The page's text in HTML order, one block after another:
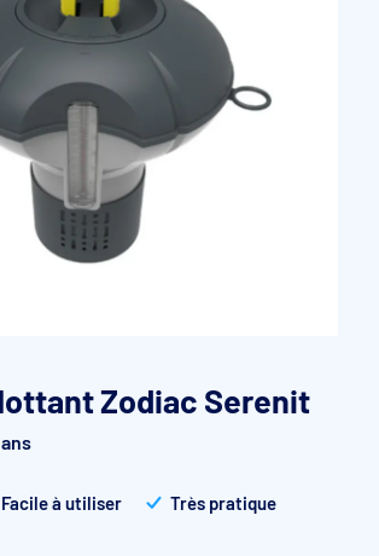
détachées filtration
à vitesse variable
filtres à sable
sur palette
Zodiac Serenit
Facile à utiliser Très pratique